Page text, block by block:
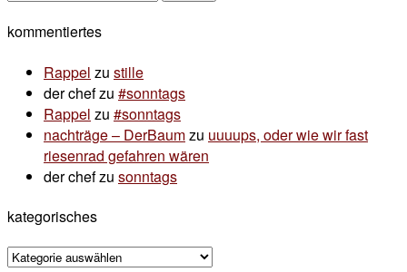
kommentiertes
Rappel zu stille
der chefzu #sonntags
Rappel zu #sonntags
nachträge – DerBaumzu uuuups, oder wie wir fast
riesenrad gefahren wären
der chefzu sonntags
kategorisches
kategorisches